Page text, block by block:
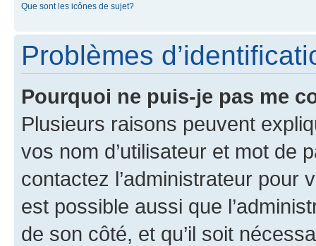
Que sont les icônes de sujet?
Problèmes
Pourquoi ne puis-je pas me
Plusieurs raisons peuvent
vos nom d’utilisateur et mot de
contactez l’administrateur pour
est possible aussi que
de son côté, et qu’il soit